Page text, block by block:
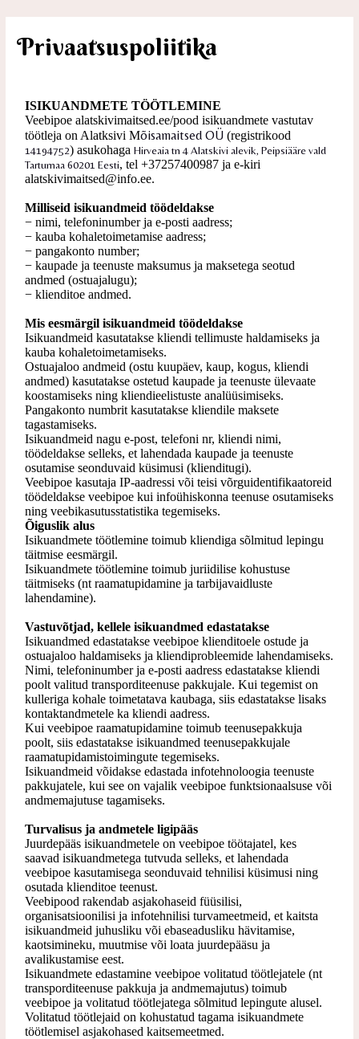
Privaatsuspoliitika
ISIKUANDMETE TÖÖTLEMINE
Veebipoe alatskivimaitsed.ee/pood isikuandmete vastutav
töötleja on Alatksivi Mõisamaitsed OÜ (registrikood
14194752) asukohagaHirveaia tn 4 Alatskivi alevik, Peipsiääre vald
Tartumaa 60201 Eesti, tel +37257400987 ja e-kiri
alatskivimaitsed@info.ee.
Milliseid isikuandmeid töödeldakse
− nimi, telefoninumber ja e-posti aadress;
− kauba kohaletoimetamise aadress;
− pangakonto number;
− kaupade ja teenuste maksumus ja maksetega seotud
andmed (ostuajalugu);
− klienditoe andmed.
Mis eesmärgil isikuandmeid töödeldakse
Isikuandmeid kasutatakse kliendi tellimuste haldamiseks ja
kauba kohaletoimetamiseks.
Ostuajaloo andmeid (ostu kuupäev, kaup, kogus, kliendi
andmed) kasutatakse ostetud kaupade ja teenuste ülevaate
koostamiseks ning kliendieelistuste analüüsimiseks.
Pangakonto numbrit kasutatakse kliendile maksete
tagastamiseks.
Isikuandmeid nagu e-post, telefoni nr, kliendi nimi,
töödeldakse selleks, et lahendada kaupade ja teenuste
osutamise seonduvaid küsimusi (klienditugi).
Veebipoe kasutaja IP-aadressi või teisi võrguidentifikaatoreid
töödeldakse veebipoe kui infoühiskonna teenuse osutamiseks
ning veebikasutusstatistika tegemiseks.
Õiguslik alus
Isikuandmete töötlemine toimub kliendiga sõlmitud lepingu
täitmise eesmärgil.
Isikuandmete töötlemine toimub juriidilise kohustuse
täitmiseks (nt raamatupidamine ja tarbijavaidluste
lahendamine).
Vastuvõtjad, kellele isikuandmed edastatakse
Isikuandmed edastatakse veebipoe klienditoele ostude ja
ostuajaloo haldamiseks ja kliendiprobleemide lahendamiseks.
Nimi, telefoninumber ja e-posti aadress edastatakse kliendi
poolt valitud transporditeenuse pakkujale. Kui tegemist on
kulleriga kohale toimetatava kaubaga, siis edastatakse lisaks
kontaktandmetele ka kliendi aadress.
Kui veebipoe raamatupidamine toimub teenusepakkuja
poolt, siis edastatakse isikuandmed teenusepakkujale
raamatupidamistoimingute tegemiseks.
Isikuandmeid võidakse edastada infotehnoloogia teenuste
pakkujatele, kui see on vajalik veebipoe funktsionaalsuse või
andmemajutuse tagamiseks.
Turvalisus ja andmetele ligipääs
Juurdepääs isikuandmetele on veebipoe töötajatel, kes
saavad isikuandmetega tutvuda selleks, et lahendada
veebipoe kasutamisega seonduvaid tehnilisi küsimusi ning
osutada klienditoe teenust.
Veebipood rakendab asjakohaseid füüsilisi,
organisatsioonilisi ja infotehnilisi turvameetmeid, et kaitsta
isikuandmeid juhusliku või ebaseadusliku hävitamise,
kaotsimineku, muutmise või loata juurdepääsu ja
avalikustamise eest.
Isikuandmete edastamine veebipoe volitatud töötlejatele (nt
transporditeenuse pakkuja ja andmemajutus) toimub
veebipoe ja volitatud töötlejatega sõlmitud lepingute alusel.
Volitatud töötlejaid on kohustatud tagama isikuandmete
töötlemisel asjakohased kaitsemeetmed.